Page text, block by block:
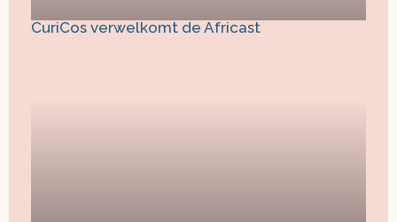
CuriCos verwelkomt de Africast